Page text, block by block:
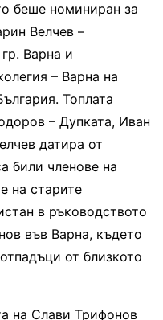
беше номиниран за
Велчев –
Варна и
– Варна на
Топлата
– Дупката, Иван
датира от
били членове на
на старите
в ръководството
във Варна, където
от близкото
на Слави Трифонов